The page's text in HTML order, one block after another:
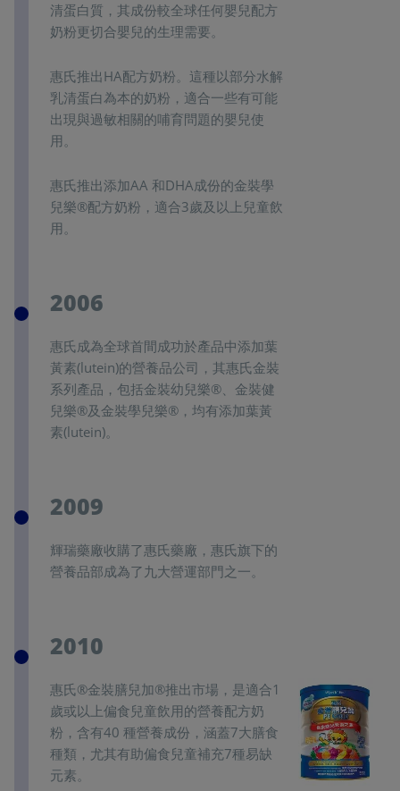
清蛋白質，其成份較全球任何嬰兒配方
奶粉更切合嬰兒的生理需要。
惠氏推出HA配方奶粉。這種以部分水解
乳清蛋白為本的奶粉，適合一些有可能
出現與過敏相關的哺育問題的嬰兒使
用。
惠氏推出添加AA 和DHA成份的金裝學
兒樂®配方奶粉，適合3歲及以上兒童飲
用。
2006
惠氏成為全球首間成功於產品中添加葉
黃素(lutein)的營養品公司，其惠氏金裝
系列產品，包括金裝幼兒樂®、金裝健
兒樂®及金裝學兒樂®，均有添加葉黃
素(lutein)。
2009
輝瑞藥廠收購了惠氏藥廠，惠氏旗下的
營養品部成為了九大營運部門之一。
2010
惠氏®金裝膳兒加®推出市場，是適合1
歲或以上偏食兒童飲用的營養配方奶
粉，含有40 種營養成份，涵蓋7大膳食
種類，尤其有助偏食兒童補充7種易缺
元素。